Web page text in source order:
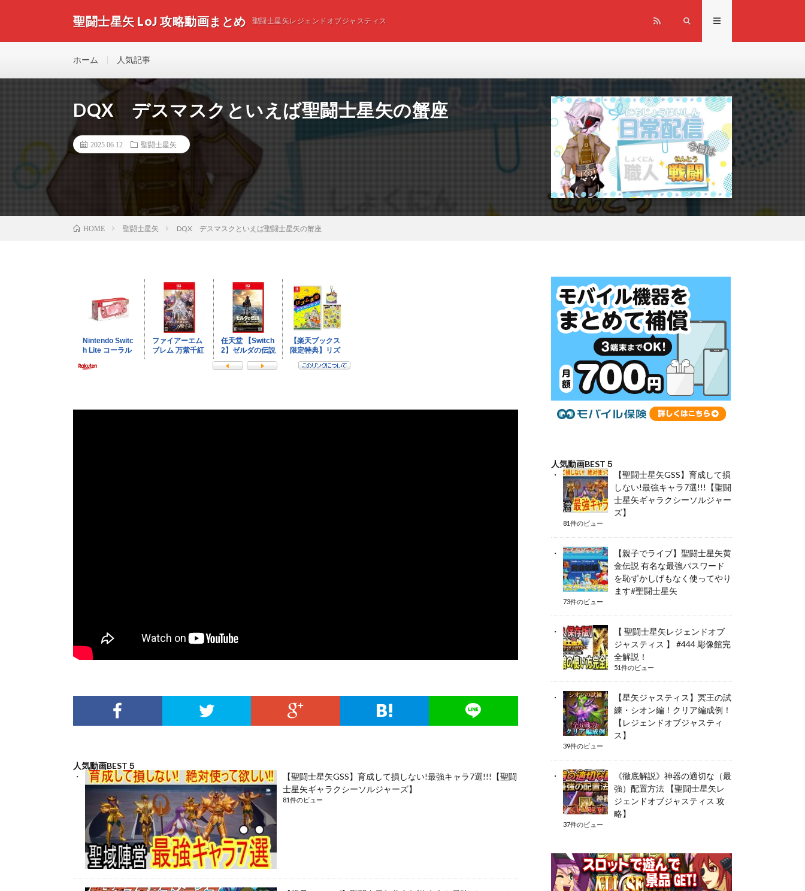
聖闘士星矢 LoJ 攻略動画まとめ 聖闘士星矢レジェンドオブジャスティス
ホーム 人気記事
DQX デスマスクといえば聖闘士星矢の蟹座
2025.06.12 聖闘士星矢
HOME 聖闘士星矢 DQX デスマスクといえば聖闘士星矢の蟹座
人気動画BEST５
【聖闘士星矢GSS】育成して損しない!最強キャラ7選!!!【聖闘
士星矢ギャラクシーソルジャーズ】
81件のビュー
人気動画BEST５
【聖闘士星矢GSS】育成して損
しない!最強キャラ7選!!!【聖闘
士星矢ギャラクシーソルジャー
ズ】
81件のビュー
【親子でライブ】聖闘士星矢黄
金伝説 有名な最強パスワード
を恥ずかしげもなく使ってやり
ます#聖闘士星矢
73件のビュー
【 聖闘士星矢レジェンドオブ
ジャスティス 】 #444 彫像館完
全解説！
51件のビュー
【星矢ジャスティス】冥王の試
練・シオン編！クリア編成例！
【レジェンドオブジャスティ
ス】
39件のビュー
《徹底解説》神器の適切な（最
強）配置方法 【聖闘士星矢レ
ジェンドオブジャスティス 攻
略】
37件のビュー